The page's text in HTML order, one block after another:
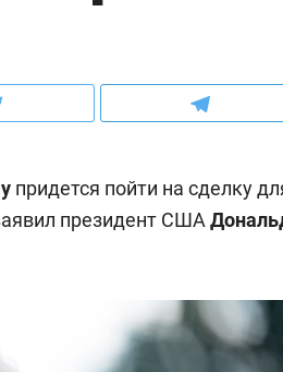
придется пойти на сделку
президент США